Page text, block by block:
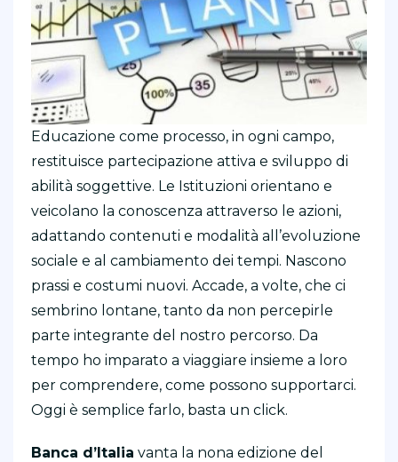
Educazione come processo, in ogni campo,
restituisce partecipazione attiva e sviluppo di
abilità soggettive. Le Istituzioni orientano e
veicolano la conoscenza attraverso le azioni,
adattando contenuti e modalità all’evoluzione
sociale e al cambiamento dei tempi. Nascono
prassi e costumi nuovi. Accade, a volte, che ci
sembrino lontane, tanto da non percepirle
parte integrante del nostro percorso. Da
tempo ho imparato a viaggiare insieme a loro
per comprendere, come possono supportarci.
Oggi è semplice farlo, basta un click.
Banca d’Italia vanta la nona edizione del